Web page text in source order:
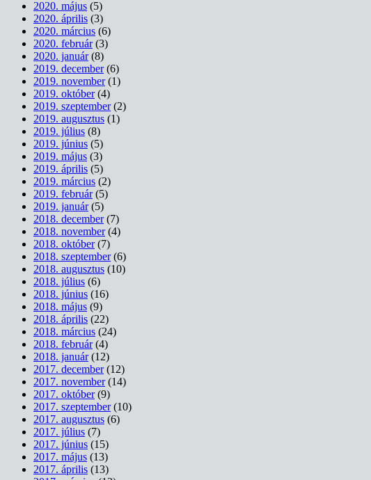
2020. május (5)
2020. április (3)
2020. március (6)
2020. február(3)
2020. január(8)
2019. december(6)
2019. november(1)
2019. október(4)
2019. szeptember(2)
2019. augusztus (1)
2019. július (8)
2019. június (5)
2019. május (3)
2019. április (5)
2019. március (2)
2019. február(5)
2019. január(5)
2018. december(7)
2018. november(4)
2018. október(7)
2018. szeptember(6)
2018. augusztus (10)
2018. július (6)
2018. június (16)
2018. május (9)
2018. április (22)
2018. március (24)
2018. február(4)
2018. január(12)
2017. december(12)
2017. november(14)
2017. október(9)
2017. szeptember(10)
2017. augusztus (6)
2017. július (7)
2017. június (15)
2017. május (13)
2017. április (13)